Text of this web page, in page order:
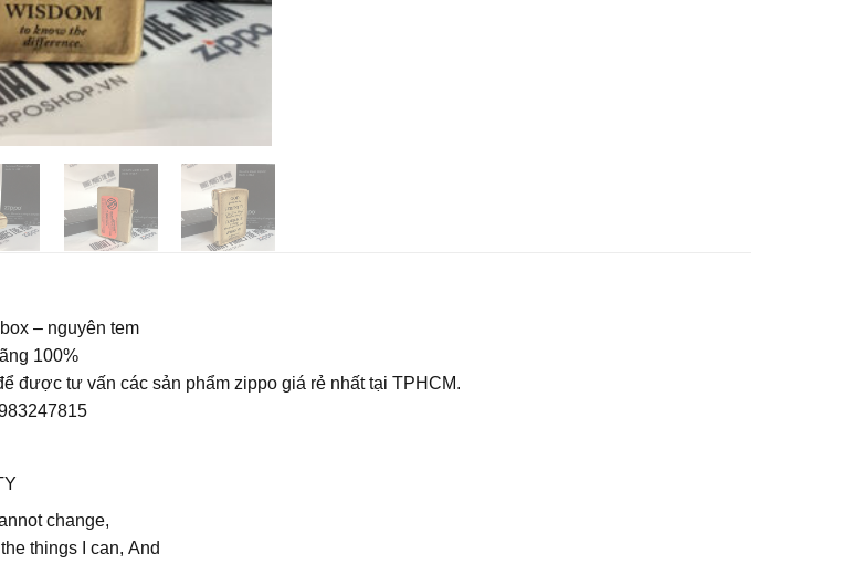
– nguyên tem
100%
được tư vấn các sản phẩm zippo giá rẻ nhất tại TPHCM.
change,
things I can, And